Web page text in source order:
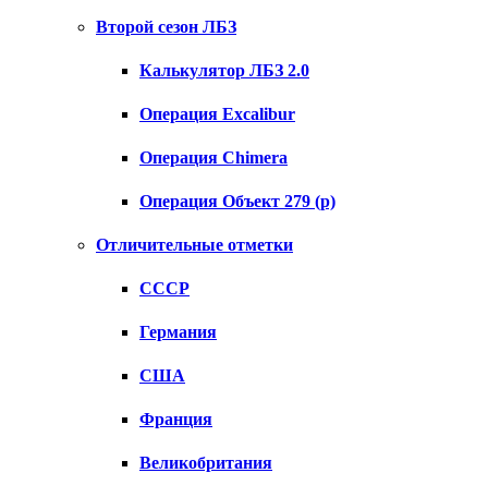
Второй сезон ЛБЗ
Калькулятор ЛБЗ 2.0
Операция Excalibur
Операция Chimera
Операция Объект 279 (р)
Отличительные отметки
СССР
Германия
США
Франция
Великобритания